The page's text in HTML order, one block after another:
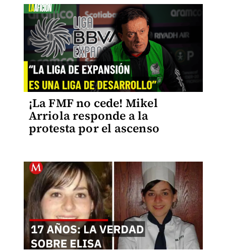
¡La FMF no cede! Mikel
Arriola responde a la
protesta por el ascenso